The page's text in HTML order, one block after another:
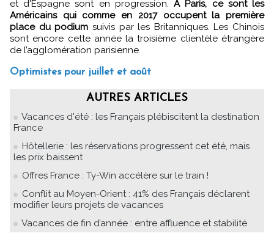
et d'Espagne sont en progression.A Paris, ce sont les
Américains qui comme en 2017 occupent la première
place du podium suivis par les Britanniques. Les Chinois
sont encore cette année la troisième clientèle étrangère
de l’agglomération parisienne.
Optimistes pour juillet et août
AUTRES ARTICLES
Vacances d'été : les Français plébiscitent la destination
France
Hôtellerie : les réservations progressent cet été, mais
les prix baissent
Offres France : Ty-Win accélère sur le train !
Conflit au Moyen-Orient : 41% des Français déclarent
modifier leurs projets de vacances
Vacances de fin d’année : entre affluence et stabilité